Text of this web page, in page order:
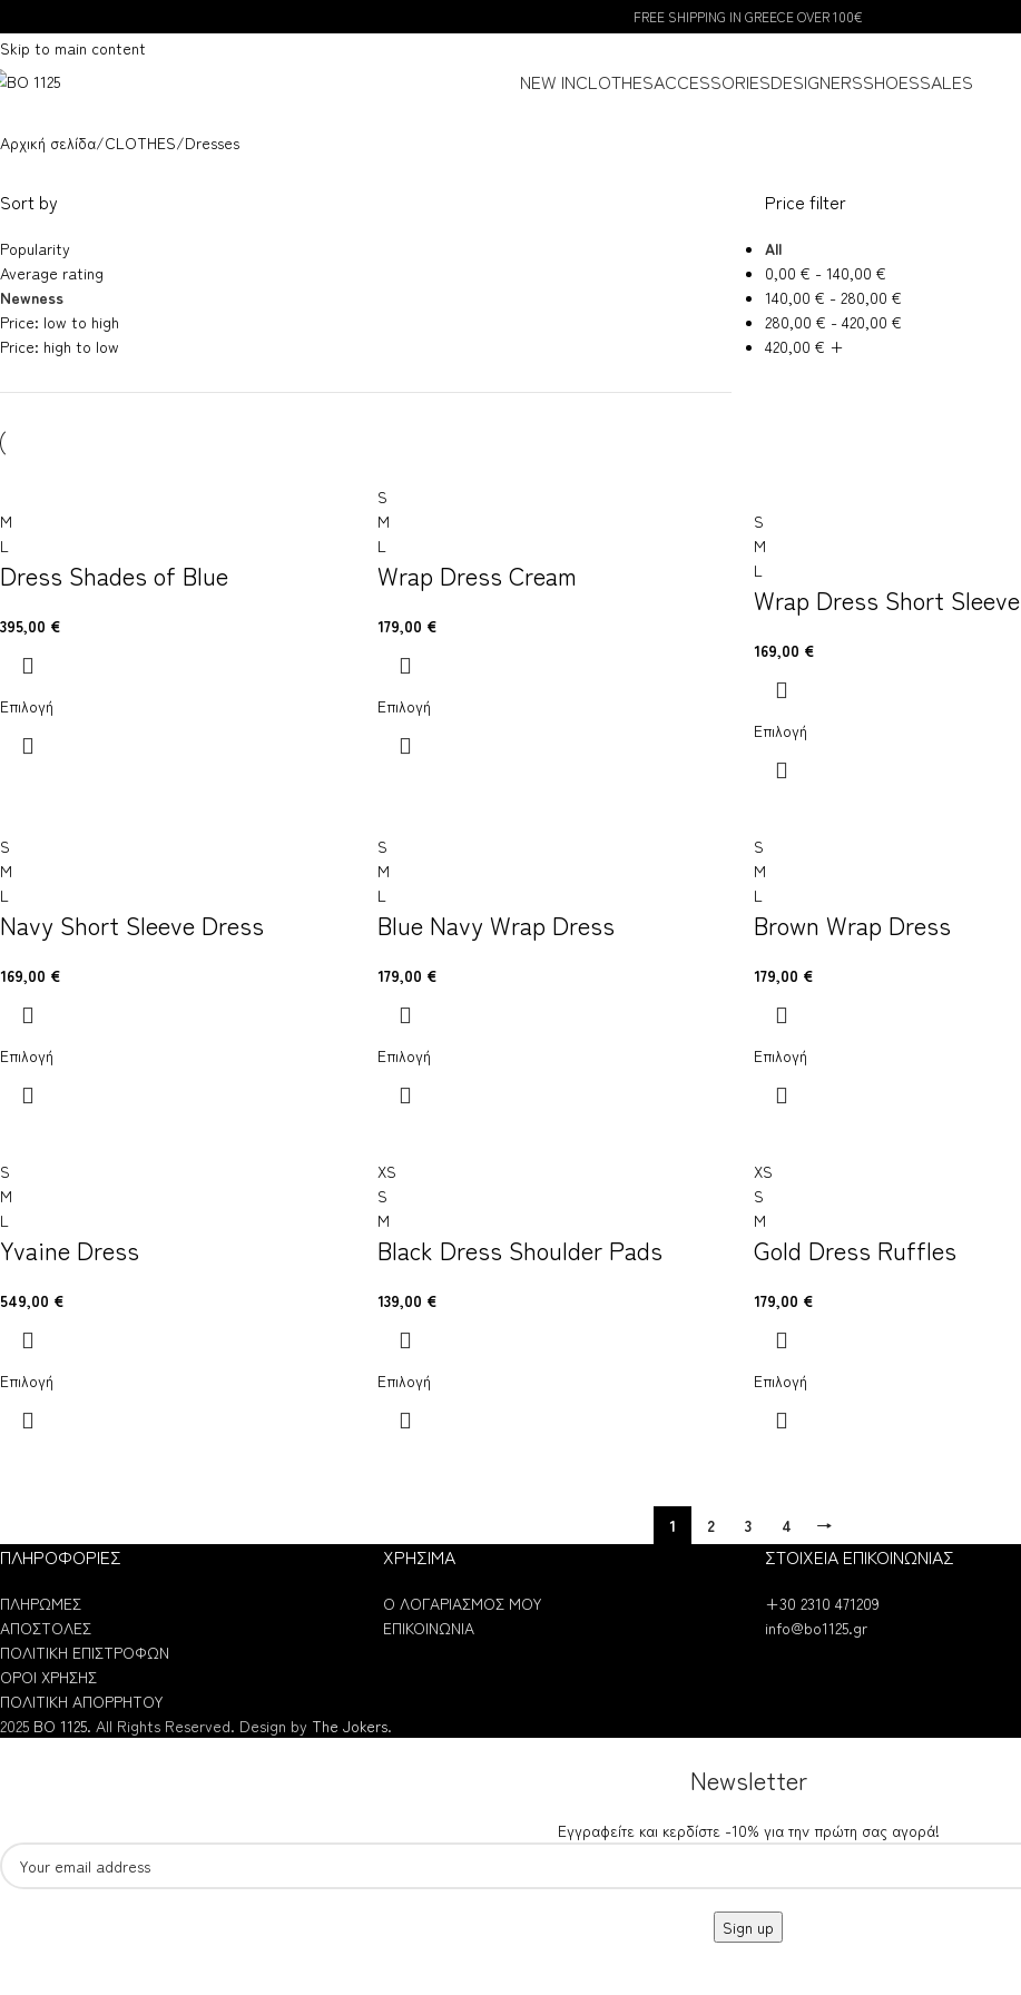
Skip to main content
FREE SHIPPING IN GREECE OVER 100€
NEW INCLOTHESACCESSORIESDESIGNERSSHOESSALES
Αρχική σελίδα CLOTHES Dresses
Sort by
Popularity
Average rating
Newness
Price: low to high
Price: high to low
Price filter
All
0,00 € - 140,00 €
140,00 € - 280,00 €
280,00 € - 420,00 €
420,00 € +
M
L
Dress Shades of Blue
395,00 €
Επιλογή
S
M
L
Wrap Dress Cream
179,00 €
Επιλογή
S
M
L
Wrap Dress Short Sleeve
169,00 €
Επιλογή
S
M
L
Navy Short Sleeve Dress
169,00 €
Επιλογή
S
M
L
Blue Navy Wrap Dress
179,00 €
Επιλογή
S
M
L
Brown Wrap Dress
179,00 €
Επιλογή
S
M
L
Yvaine Dress
549,00 €
Επιλογή
XS
S
M
Black Dress Shoulder Pads
139,00 €
Επιλογή
XS
S
M
Gold Dress Ruffles
179,00 €
Επιλογή
1 2 3 4 →
ΠΛΗΡΟΦΟΡΙΕΣ
ΠΛΗΡΩΜΕΣ
ΑΠΟΣΤΟΛΕΣ
ΠΟΛΙΤΙΚΗ ΕΠΙΣΤΡΟΦΩΝ
ΟΡΟΙ ΧΡΗΣΗΣ
ΠΟΛΙΤΙΚΗ ΑΠΟΡΡΗΤΟΥ
ΧΡΗΣΙΜΑ
Ο ΛΟΓΑΡΙΑΣΜΟΣ ΜΟΥ
ΕΠΙΚΟΙΝΩΝΙΑ
ΣΤΟΙΧΕΙΑ ΕΠΙΚΟΙΝΩΝΙΑΣ
+30 2310 471209
info@bo1125.gr
2025 BO 1125. All Rights Reserved. Design by The Jokers.
Newsletter
Εγγραφείτε και κερδίστε -10% για την πρώτη σας αγορά!